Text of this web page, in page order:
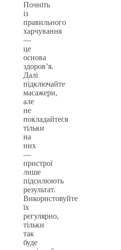
Почніть
із
правильного
харчування
—
це
основа
здоров’я.
Далі
підключайте
масажери,
але
не
покладайтеся
тільки
на
них
—
пристрої
лише
підсилюють
результат.
Використовуйте
їх
регулярно,
тільки
так
буде